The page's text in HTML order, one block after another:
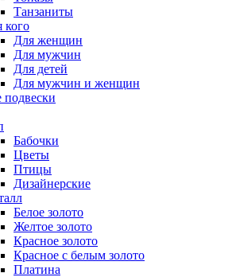
Танзаниты
кого
Для женщин
Для мужчин
Для детей
Для мужчин и женщин
подвески
Бабочки
Цветы
Птицы
Дизайнерские
Белое золото
Желтое золото
Красное золото
Красное с белым золото
Платина